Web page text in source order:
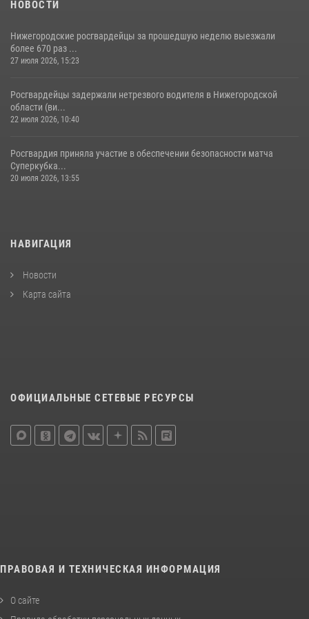
НОВОСТИ
Нижегородские росгвардейцы за прошедшую неделю выезжали
более 670 раз ...
27 июля 2026, 15:23
Росгвардейцы задержали нетрезвого водителя в Нижегородской
области (ви...
22 июля 2026, 10:40
Росгвардия приняла участие в обеспечении безопасности матча
Суперкубка...
20 июля 2026, 13:55
НАВИГАЦИЯ
Новости
Карта сайта
ОФИЦИАЛЬНЫЕ СЕТЕВЫЕ РЕСУРСЫ
ПРАВОВАЯ И ТЕХНИЧЕСКАЯ ИНФОРМАЦИЯ
О сайте